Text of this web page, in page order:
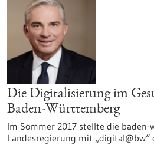
Die Digitalisierung im
Baden-Württemberg
Im Sommer 2017 stellte die
Landesregierung mit „digital@bw“